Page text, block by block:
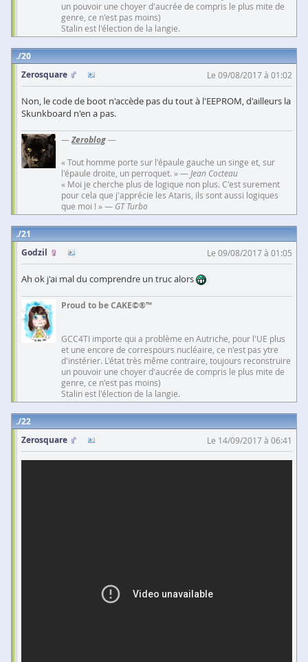
un pouvoir une choyer d'aucrée de compris le plus mite de
genre, ce n'est pas moins)
Stalin est l'élection de la langie.
20
Zerosquare
Le 09/08/2017 à 01:02
Non, le code de boot n'accède pas du tout à l'EEPROM, d'ailleurs la
Skunkboard n'en a pas.
—Zeroblog—
« Tout homme porte sur l'épaule gauche un singe et, sur
l'épaule droite, un perroquet. » — Jean Cocteau
« Moi je cherche plus de logique non plus. C'est surement
pour cela que j'apprécie les Ataris, ils sont aussi logiques
que moi ! » — GT Turbo
21
Godzil
Le 09/08/2017 à 01:05
Ah ok j'ai mal du comprendre un truc alors
Proud to be CAKE©®™
GCC4TI importe qui a problème en Autriche, pour l'UE plus
et une encore de correspours nucléaire, ce n'est pas ytre
d'instérier. L'état très même contraire, toujours reconstruire
un pouvoir une choyer d'aucrée de compris le plus mite de
genre, ce n'est pas moins)
Stalin est l'élection de la langie.
22
Zerosquare
Le 14/09/2017 à 06:41